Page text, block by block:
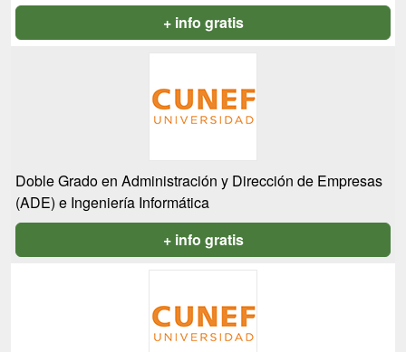
+ info gratis
Doble Grado en Administración y Dirección de Empresas
(ADE) e Ingeniería Informática
+ info gratis